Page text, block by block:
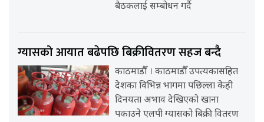
बैठकलाई सम्बोधन गर्दै
ग्यासको आयात बढेपछि बिक्रीवितरण सहज बन्दै
काठमाडौँ । काठमाडौँ उपत्यकासहित
देशका विभिन्न भागमा पछिल्ला केही
दिनयता अभाव देखिएको खाना
पकाउने एलपी ग्यासको बिक्री वितरण